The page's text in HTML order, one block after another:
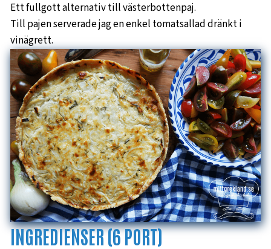
Ett fullgott alternativ till västerbottenpaj.
Till pajen serverade jag en enkel tomatsallad dränkt i
vinägrett.
INGREDIENSER (6 PORT)